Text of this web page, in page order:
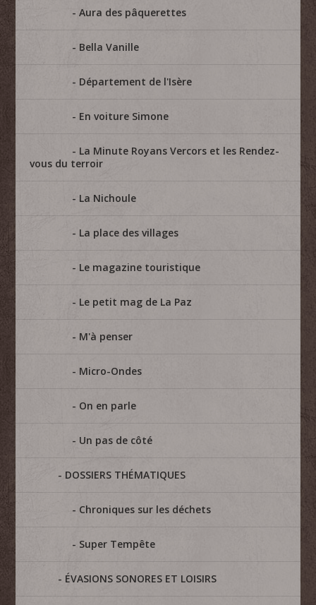
Aura des pâquerettes
Bella Vanille
Département de l'Isère
En voiture Simone
La Minute Royans Vercors et les Rendez-
vous du terroir
La Nichoule
La place des villages
Le magazine touristique
Le petit mag de La Paz
M'à penser
Micro-Ondes
On en parle
Un pas de côté
DOSSIERS THÉMATIQUES
Chroniques sur les déchets
Super Tempête
ÉVASIONS SONORES ET LOISIRS